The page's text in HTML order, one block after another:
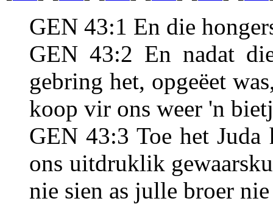
GEN 43:1 En die
GEN 43:2 En nadat
gebring het, opgeëet
koop vir ons weer 'n
GEN 43:3 Toe het
ons uitdruklik
nie sien as julle broer